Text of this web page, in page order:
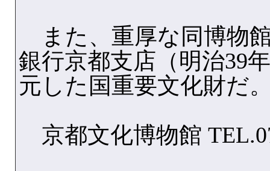
また、重厚な同博物
銀行京都支店（明治39
元した国重要文化財だ
京都文化博物館